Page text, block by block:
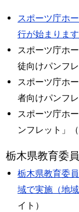
スポーツ庁ホ
行が始まりま
スポーツ庁ホ
徒向けパンフ
スポーツ庁ホ
者向けパンフ
スポーツ庁ホ
ンフレット」（
栃木県教育委
栃木県教育委
域で実施（地
イト）